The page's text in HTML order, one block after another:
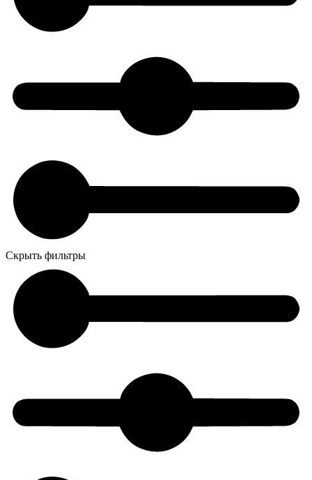
Скрыть фильтры